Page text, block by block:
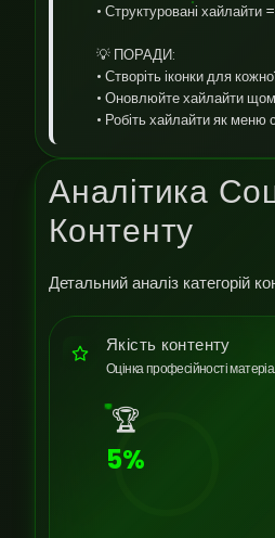
• Структуровані хайлайти
💡 ПОРАДИ:
• Створіть іконки для
• Оновлюйте хайлайти
• Робіть хайлайти як меню
Аналітика
Контенту
Детальний аналіз категорій
Якість контенту
Оцінка професійності
🏆
5%